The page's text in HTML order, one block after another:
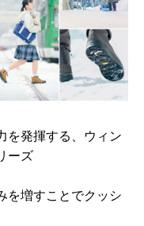
を発揮する、ウィン
ーズ
を増すことでクッシ